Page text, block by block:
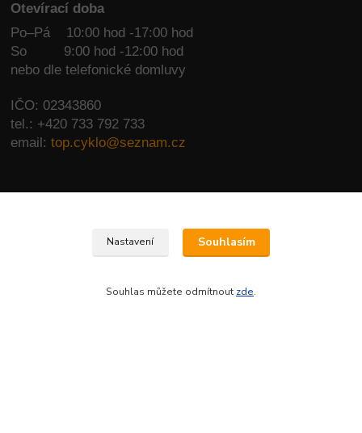
Otevírací doba
Po–Pá 10:00 hod -17:00 hod
So
9:00 hod -12:00 hod
nebo dle telefonické domluvy
IČO: 02343860
tel.: +420 733 792 733
email:top.cyklo@seznam.cz
+420 733 792 733
Nastavení Souhlasím
Souhlas můžete odmítnout zde.